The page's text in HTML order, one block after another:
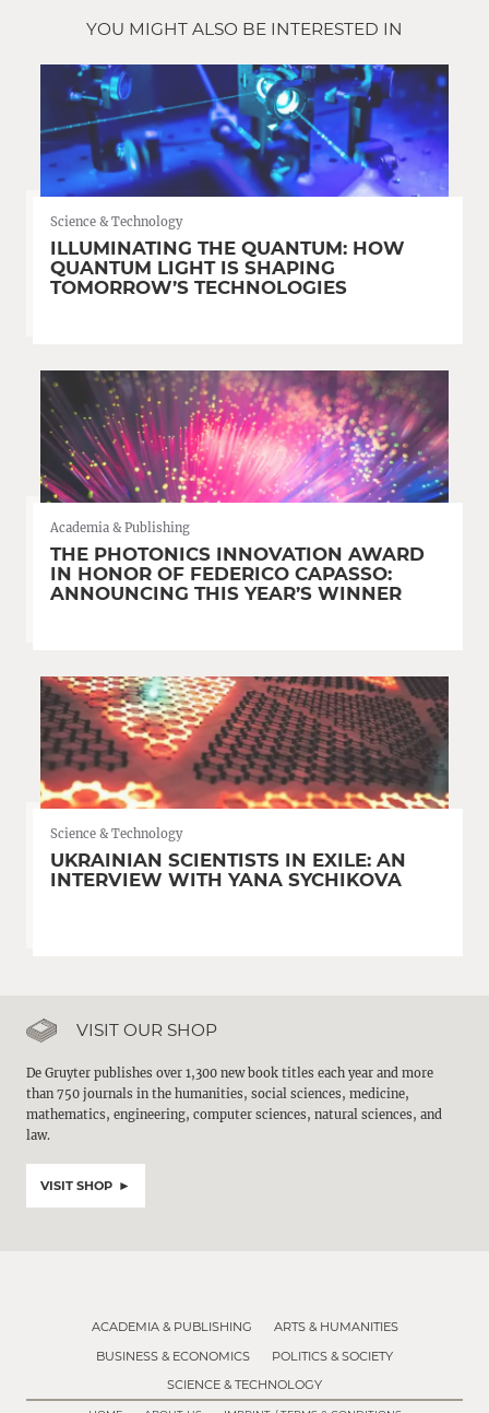
YOU MIGHT ALSO BE INTERESTED IN
Science & Technology
ILLUMINATING THE QUANTUM: HOW
QUANTUM LIGHT IS SHAPING
TOMORROW’S TECHNOLOGIES
Academia & Publishing
THE PHOTONICS INNOVATION AWARD
IN HONOR OF FEDERICO CAPASSO:
ANNOUNCING THIS YEAR’S WINNER
Science & Technology
UKRAINIAN SCIENTISTS IN EXILE: AN
INTERVIEW WITH YANA SYCHIKOVA
VISIT OUR SHOP
De Gruyter publishes over 1,300 new book titles each year and more
than 750 journals in the humanities, social sciences, medicine,
mathematics, engineering, computer sciences, natural sciences, and
law.
VISIT SHOP
ACADEMIA & PUBLISHING
ARTS & HUMANITIES
BUSINESS & ECONOMICS
POLITICS & SOCIETY
SCIENCE & TECHNOLOGY